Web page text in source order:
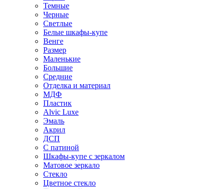
Темные
Черные
Светлые
Белые шкафы-купе
Венге
Размер
Маленькие
Большие
Средние
Отделка и материал
МДФ
Пластик
Alvic Luxe
Эмаль
Акрил
ДСП
С патиной
Шкафы-купе с зеркалом
Матовое зеркало
Стекло
Цветное стекло